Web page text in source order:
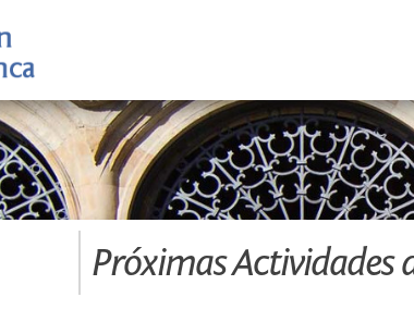
Próximas Actividades